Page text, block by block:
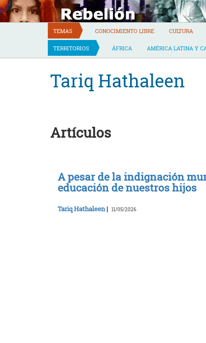
Skip
to
content
TEMAS CONOCIMIENTO LIBRE CULTURA
TERRITORIOS ÁFRICA AMÉRICA LATINA Y
Tariq Hathaleen
Artículos
A pesar de la indignación
educación de nuestros hijos
Tariq Hathaleen| 11/05/2026